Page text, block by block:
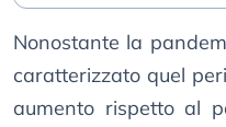
Nonostante la
caratterizzato quel
aumento rispetto al